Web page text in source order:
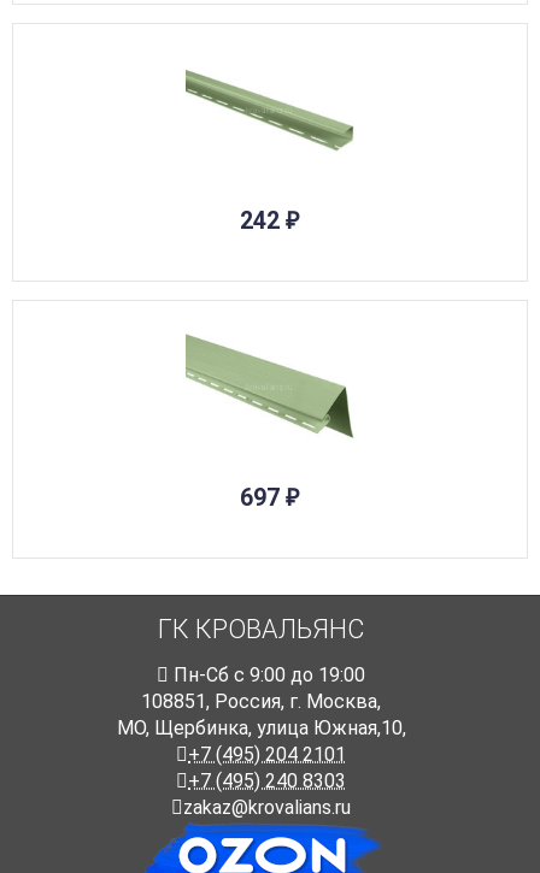
242 ₽
697 ₽
ГК КРОВАЛЬЯНС
Пн-Cб с 9:00 до 19:00
108851, Россия, г. Москва,
МО, Щербинка, улица Южная,10,
+7 (495) 204 2101
+7 (495) 240 8303
zakaz@krovalians.ru